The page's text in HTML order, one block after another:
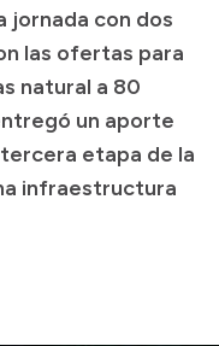
jornada con dos
las ofertas para
natural a 80
un aporte
etapa de la
infraestructura